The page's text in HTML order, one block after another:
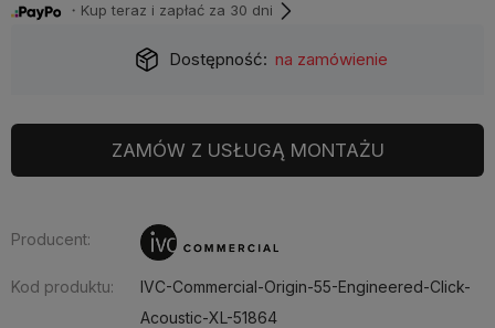
・Kup teraz i zapłać za 30 dni
Dostępność: na zamówienie
ZAMÓW Z USŁUGĄ MONTAŻU
Producent:
Kod produktu:
IVC-Commercial-Origin-55-Engineered-Click-
Acoustic-XL-51864